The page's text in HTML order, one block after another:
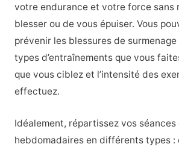
votre endurance et votre force sans
blesser ou de vous épuiser. Vous
prévenir les blessures de
types d’entraînements que vous
que vous ciblez et l’intensité des
effectuez.
Idéalement, répartissez vos séances
hebdomadaires en différents types :